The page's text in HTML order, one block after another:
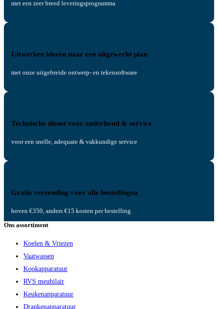
met een zeer breed leveringsprogramma
Uitwerken ideeën naar een uitgewerkt plan
met onze uitgebreide ontwerp- en tekensoftware
Technische dienst voor onderhoud & service
voor een snelle, adequate & vakkundige service
Gratis verzending voor alle bestellingen
boven €350, anders €15 kosten per bestelling
Ons assortiment
Koelen & Vriezen
Vaatwassen
Kookapparatuur
RVS meubilair
Keukenapparatuur
Drankenapparatuur